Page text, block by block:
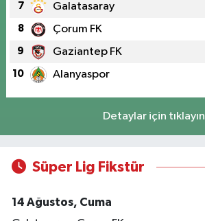
7 Galatasaray
8 Çorum FK
9 Gaziantep FK
10 Alanyaspor
Detaylar için tıklayın
Süper Lig Fikstür
14 Ağustos, Cuma